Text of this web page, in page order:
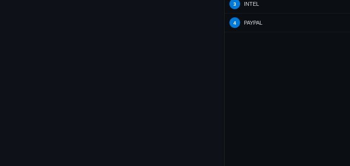
3 INTEL
4 PAYPAL